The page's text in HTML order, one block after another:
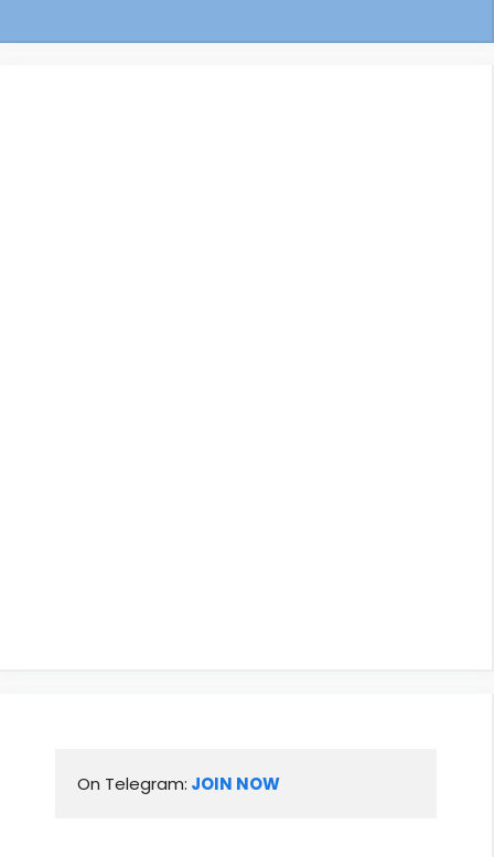
On Telegram: JOIN NOW